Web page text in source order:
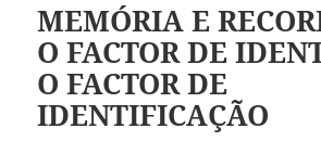
MEMÓRIA E
O FACTOR DE
O FACTOR DE
IDENTIFICAÇÃO